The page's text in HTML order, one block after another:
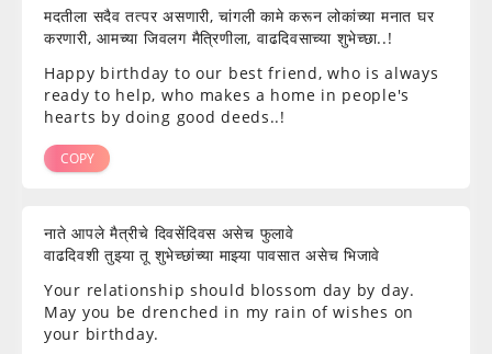
मदतीला सदैव तत्पर असणारी, चांगली कामे करून लोकांच्या मनात घर
करणारी, आमच्या जिवलग मैत्रिणीला, वाढदिवसाच्या शुभेच्छा..!
Happy birthday to our best friend, who is always
ready to help, who makes a home in people's
hearts by doing good deeds..!
COPY
नाते आपले मैत्रीचे दिवसेंदिवस असेच फुलावे
वाढदिवशी तुझ्या तू शुभेच्छांच्या माझ्या पावसात असेच भिजावे
Your relationship should blossom day by day.
May you be drenched in my rain of wishes on
your birthday.